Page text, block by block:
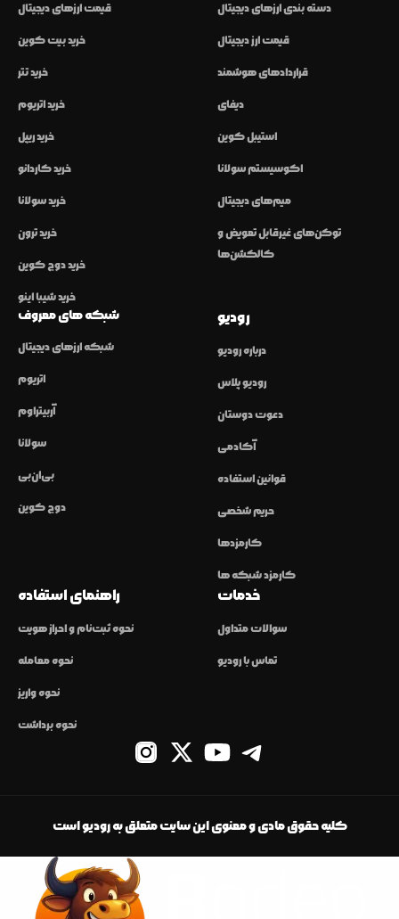
قیمت ارزهای دیجیتال
خرید بیت کوین
خرید تتر
خرید اتریوم
خرید ریپل
خرید کاردانو
خرید سولانا
خرید ترون
خرید دوج کوین
خرید شیبا اینو
دسته بندی ارزهای دیجیتال
قیمت ارز دیجیتال
قراردادهای هوشمند
دیفای
استیبل کوین
اکوسیستم سولانا
میم‌های دیجیتال
توکن‌های غیرقابل تعویض و
کالکشن‌ها
شبکه های معروف
شبکه ارزهای دیجیتال
اتریوم
آربیتراوم
سولانا
بی‌ان‌بی
دوج کوین
رودیو
درباره رودیو
رودیو پلاس
دعوت دوستان
آکادمی
قوانین استفاده
حریم شخصی
کارمزدها
کارمزد شبکه ها
راهنمای استفاده
نحوه ثبت‌نام و احراز هویت
نحوه معامله
نحوه واریز
نحوه برداشت
خدمات
سوالات متداول
تماس با رودیو
کلیه حقوق مادی و معنوی این سایت متعلق به رودیو است